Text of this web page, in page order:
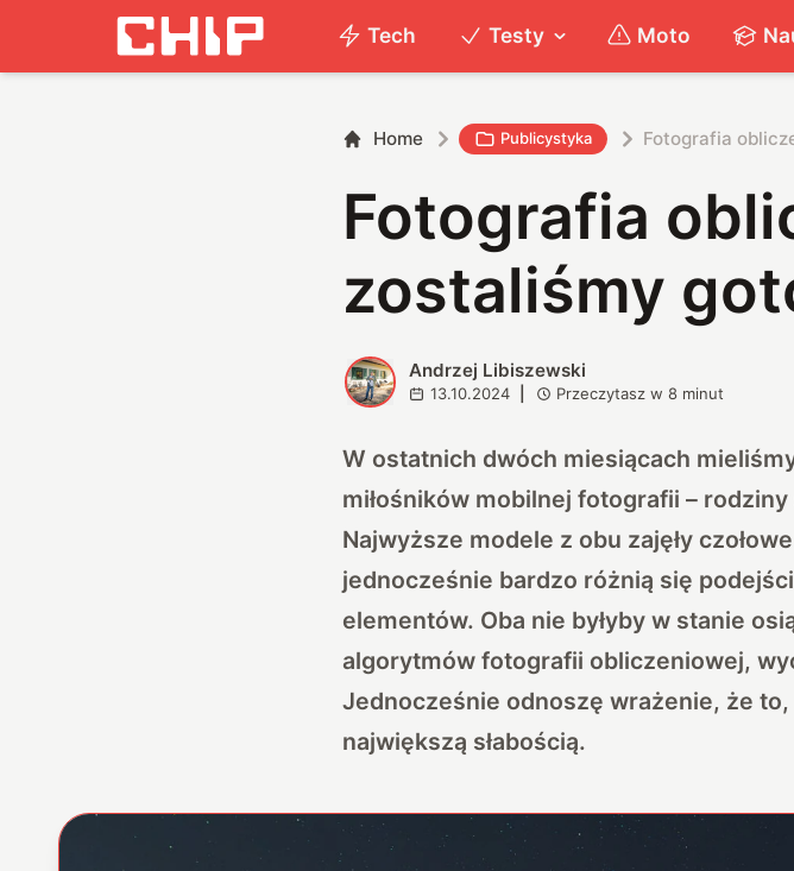
Tech Testy Moto
Home Publicystyka Fotografia
Fotografia
zostaliśmy
A Andrzej Libiszewski
13.10.2024 Przeczytasz w8 minut
W ostatnich dwóch miesiącach
miłośników mobilnej fotografii –
Najwyższe modele z obu zajęły
jednocześnie bardzo różnią się
elementów. Oba nie byłyby w stanie
algorytmów fotografii obliczeniowej,
Jednocześnie odnoszę wrażenie, że to,
największą słabością.